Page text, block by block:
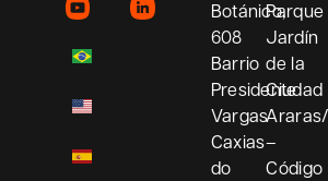
Botánico,
608
Barrio
Presidente
Vargas
Caxias
do
Parque
Jardín
de la
Ciudad
–
Código